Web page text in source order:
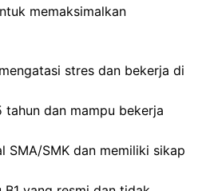
memaksimalkan
stres dan bekerja di
dan mampu bekerja
SMA/SMK dan memiliki sikap